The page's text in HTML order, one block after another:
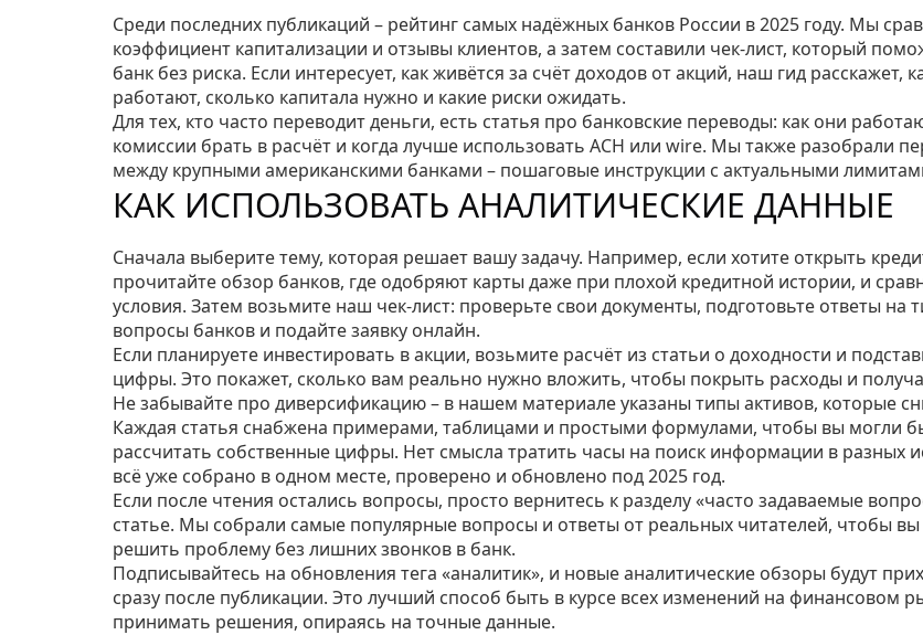
Среди последних публикаций – рейтинг самых надёжных банков России в 2025 году. Мы
коэффициент капитализации и отзывы клиентов, а затем составили чек‑лист, который
банк без риска. Если интересует, как живётся за счёт доходов от акций, наш гид расскажет,
работают, сколько капитала нужно и какие риски ожидать.
Для тех, кто часто переводит деньги, есть статья про банковские переводы: как они
комиссии брать в расчёт и когда лучше использовать ACH или wire. Мы также разобрали
между крупными американскими банками – пошаговые инструкции с актуальными
КАК ИСПОЛЬЗОВАТЬ АНАЛИТИЧЕСКИЕ ДАННЫЕ
Сначала выберите тему, которая решает вашу задачу. Например, если хотите открыть
прочитайте обзор банков, где одобряют карты даже при плохой кредитной истории, и
условия. Затем возьмите наш чек‑лист: проверьте свои документы, подготовьте ответы на
вопросы банков и подайте заявку онлайн.
Если планируете инвестировать в акции, возьмите расчёт из статьи о доходности и
цифры. Это покажет, сколько вам реально нужно вложить, чтобы покрыть расходы и
Не забывайте про диверсификацию – в нашем материале указаны типы активов, которые
Каждая статья снабжена примерами, таблицами и простыми формулами, чтобы вы могли
рассчитать собственные цифры. Нет смысла тратить часы на поиск информации в разных
всё уже собрано в одном месте, проверено и обновлено под 2025 год.
Если после чтения остались вопросы, просто вернитесь к разделу «часто задаваемые
статье. Мы собрали самые популярные вопросы и ответы от реальных читателей, чтобы вы
решить проблему без лишних звонков в банк.
Подписывайтесь на обновления тега «аналитик», и новые аналитические обзоры будут
сразу после публикации. Это лучший способ быть в курсе всех изменений на финансовом
принимать решения, опираясь на точные данные.